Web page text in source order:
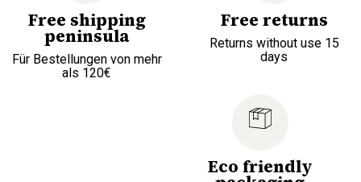
Free shipping
peninsula
Für Bestellungen von mehr
als 120€
Free returns
Returns without use 15
days
Eco friendly